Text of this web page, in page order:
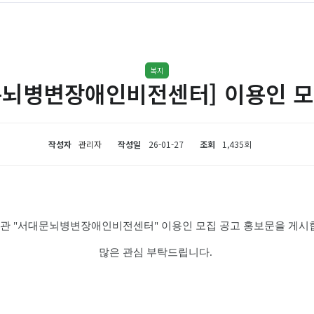
복지
병변장애인비전센터] 이용인
작성자 관리자 작성일 26-01-27 조회 1,435회
"서대문뇌병변장애인비전센터" 이용인 모집 공고 홍보문을 게시
많은 관심 부탁드립니다.